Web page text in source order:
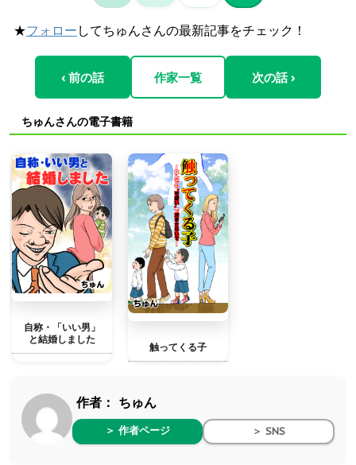
★フォロー してちゅんさんの最新記事をチェック！
‹ 前の話 作家一覧 次の話 ›
ちゅんさんの電子書籍
自称・「いい男」
と結婚しました
触ってくる子
作者： ちゅん
＞ 作者ページ ＞ SNS